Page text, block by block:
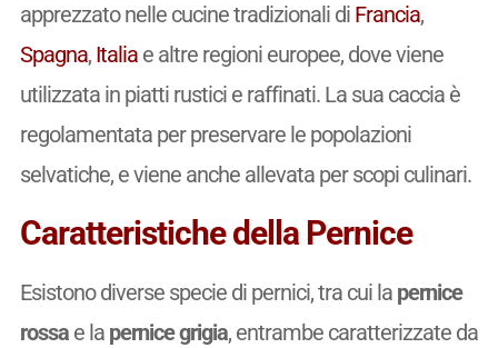
apprezzato nelle cucine tradizionali di Francia,
Spagna, Italiae altre regioni europee, dove viene
utilizzata in piatti rustici e raffinati. La sua caccia è
regolamentata per preservare le popolazioni
selvatiche, e viene anche allevata per scopi culinari.
Caratteristiche della Pernice
Esistono diverse specie di pernici, tra cui la pernice
rossae la pernice grigia, entrambe caratterizzate da